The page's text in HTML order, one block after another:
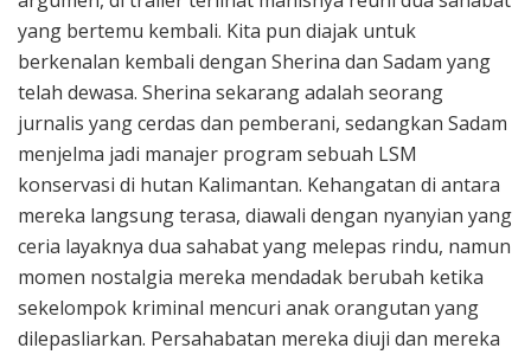
yang bertemu kembali. Kita pun diajak untuk
berkenalan kembali dengan Sherina dan Sadam yang
telah dewasa. Sherina sekarang adalah seorang
jurnalis yang cerdas dan pemberani, sedangkan Sadam
menjelma jadi manajer program sebuah LSM
konservasi di hutan Kalimantan. Kehangatan di antara
mereka langsung terasa, diawali dengan nyanyian yang
ceria layaknya dua sahabat yang melepas rindu, namun
momen nostalgia mereka mendadak berubah ketika
sekelompok kriminal mencuri anak orangutan yang
dilepasliarkan. Persahabatan mereka diuji dan mereka